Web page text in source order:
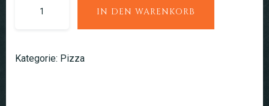
IN DEN WARENKORB
Kategorie: Pizza